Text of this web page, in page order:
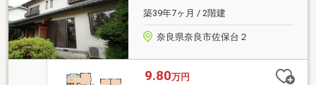
築39年7ヶ月 / 2階建
奈良県奈良市佐保台２
9.80万円